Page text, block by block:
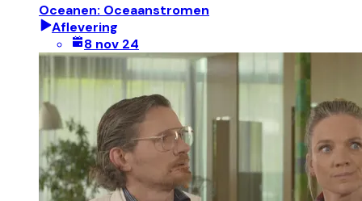
Oceanen: Oceaanstromen
Aflevering
8 nov 24